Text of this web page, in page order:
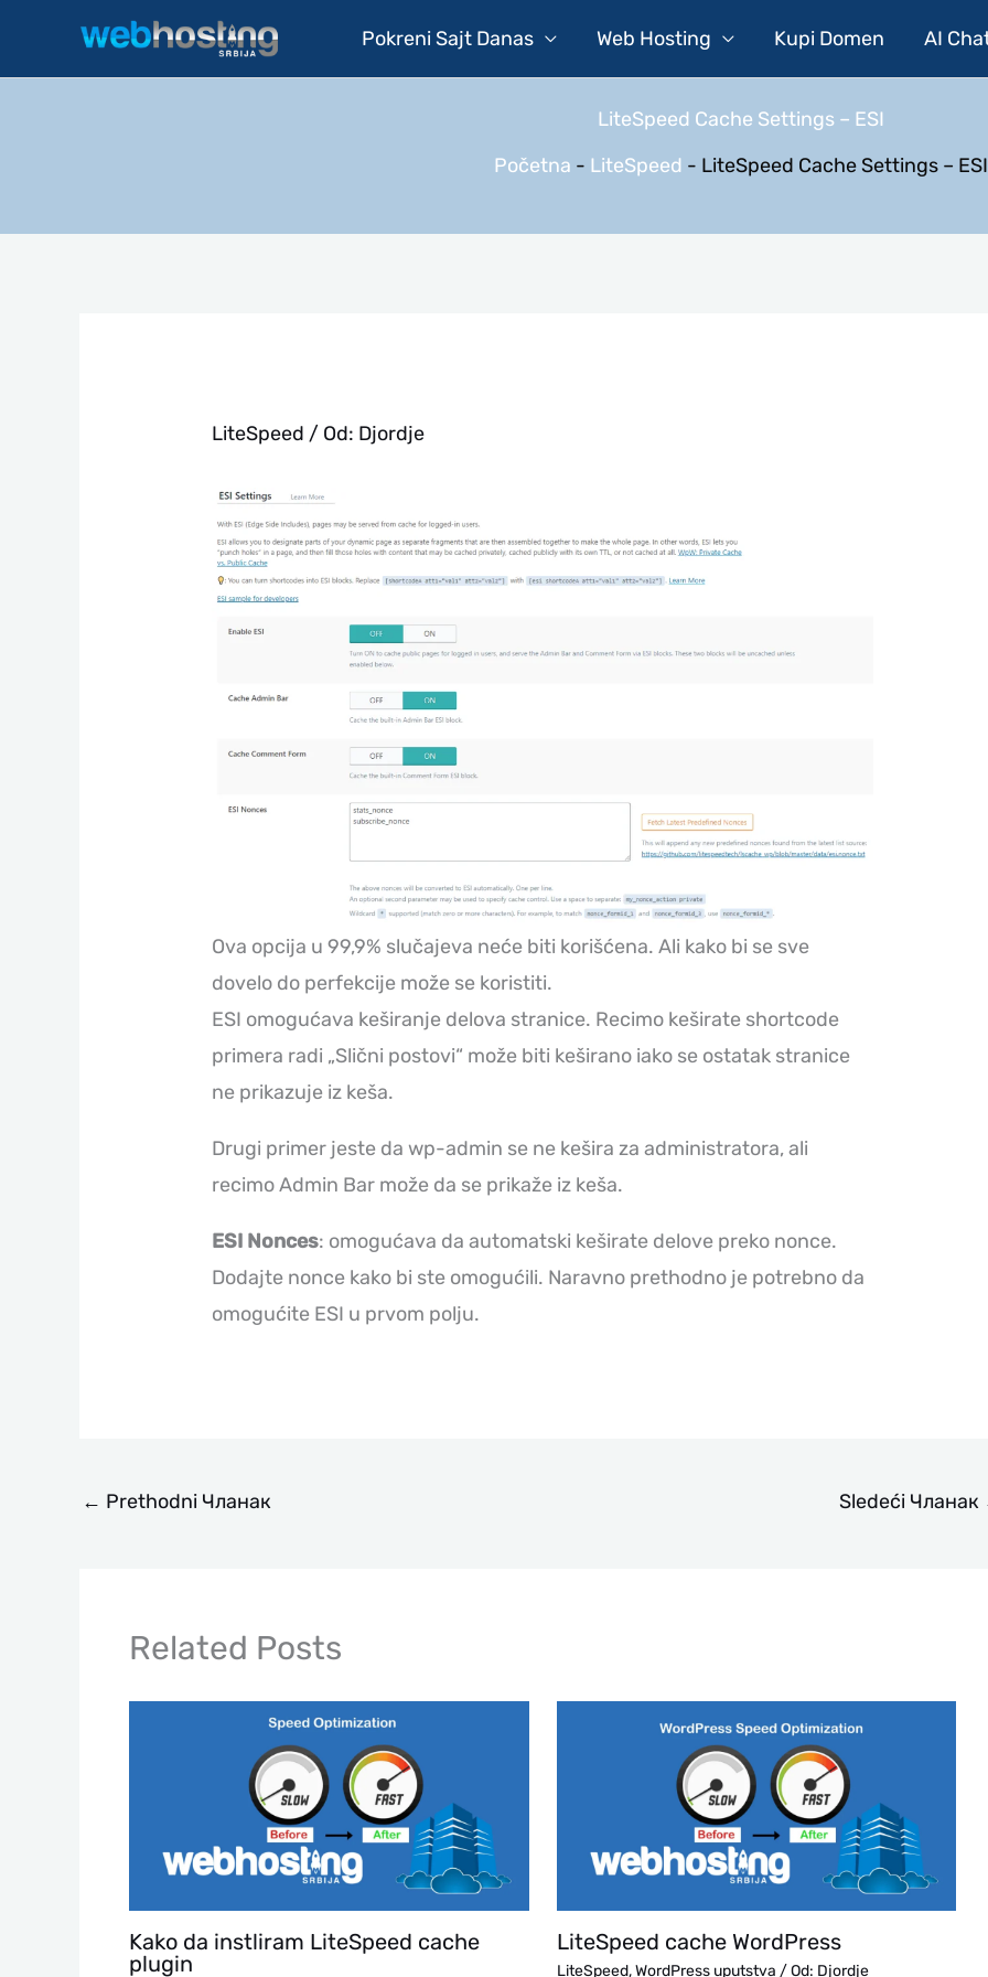
Pokreni Sajt Danas Web Hosting Kupi Domen AI
LiteSpeed Cache Settings – ESI
Početna - LiteSpeed - LiteSpeed Cache Settings – ESI
LiteSpeed / Od: Djordje
Ova opcija u 99,9% slučajeva neće biti korišćena. Ali kako bi se sve
dovelo do perfekcije može se koristiti.
ESI omogućava keširanje delova stranice. Recimo keširate shortcode
primera radi „Slični postovi“ može biti keširano iako se ostatak stranice
ne prikazuje iz keša.
Drugi primer jeste da wp-admin se ne kešira za administratora, ali
recimo Admin Bar može da se prikaže iz keša.
ESI Nonces: omogućava da automatski keširate delove preko nonce.
Dodajte nonce kako bi ste omogućili. Naravno prethodno je potrebno da
omogućite ESI u prvom polju.
← Prethodni Чланак Sledeći Чланак
Related Posts
Kako da instliram LiteSpeed cache
plugin
LiteSpeed cache WordPress
LiteSpeed,WordPress uputstva / Od: Djordje